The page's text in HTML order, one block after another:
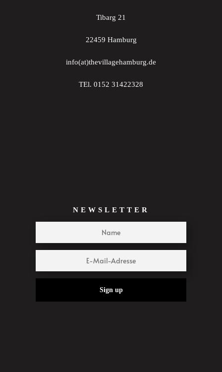
Tibarg 21
22459 Hamburg
info(at)thevillagehamburg.de
TEl. 0152 31422328
NEWSLETTER
Sign up